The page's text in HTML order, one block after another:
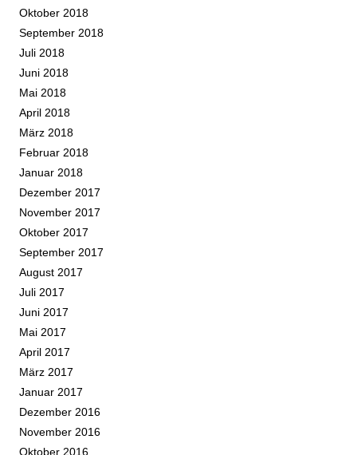
Oktober 2018
September 2018
Juli 2018
Juni 2018
Mai 2018
April 2018
März 2018
Februar 2018
Januar 2018
Dezember 2017
November 2017
Oktober 2017
September 2017
August 2017
Juli 2017
Juni 2017
Mai 2017
April 2017
März 2017
Januar 2017
Dezember 2016
November 2016
Oktober 2016